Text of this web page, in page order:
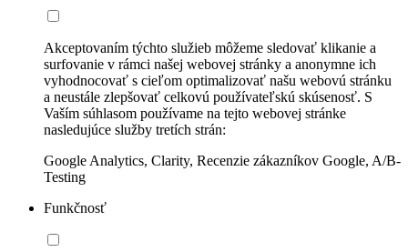
Akceptovaním týchto služieb môžeme sledovať klikanie a
surfovanie v rámci našej webovej stránky a anonymne ich
vyhodnocovať s cieľom optimalizovať našu webovú stránku
a neustále zlepšovať celkovú používateľskú skúsenosť. S
Vaším súhlasom používame na tejto webovej stránke
nasledujúce služby tretích strán:
Google Analytics, Clarity, Recenzie zákazníkov Google, A/B-
Testing
Funkčnosť